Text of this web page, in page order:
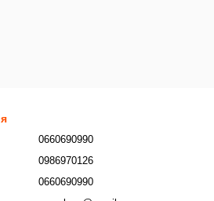
0660690990
0986970126
0660690990